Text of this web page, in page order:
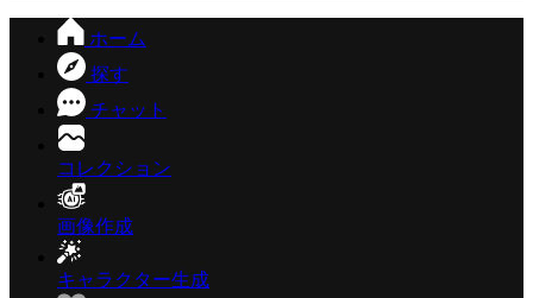
ホーム
探す
チャット
コレクション
画像作成
キャラクター生成